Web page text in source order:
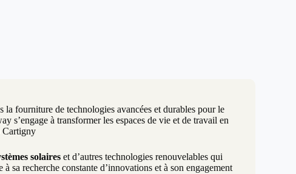
fourniture de technologies avancées et durables pour le
s’engage à transformer les espaces de vie et de travail en
Cartigny
solaireset d’autres technologies renouvelables qui
sa recherche constante d’innovations et à son engagement